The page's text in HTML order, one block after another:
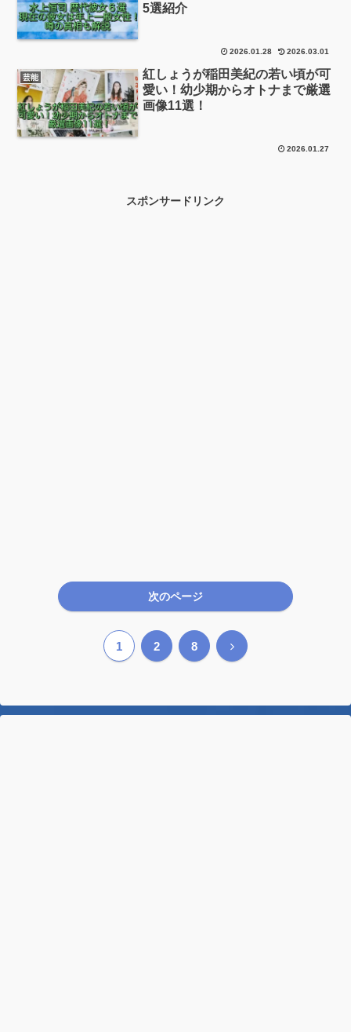
5選紹介
2026.01.28 2026.03.01
芸能
紅しょうが稲田美紀の若い頃が可
愛い！幼少期からオトナまで厳選
画像11選！
2026.01.27
スポンサードリンク
次のページ
1 2 8 次